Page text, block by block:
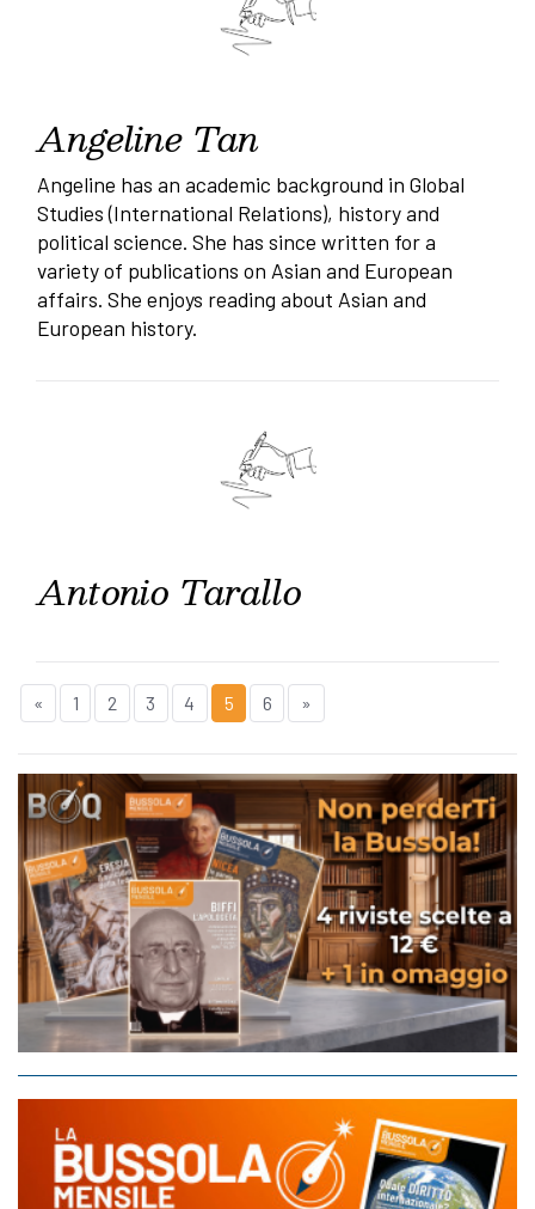
Angeline Tan
Angeline has an academic background in Global
Studies (International Relations), history and
political science. She has since written for a
variety of publications on Asian and European
affairs. She enjoys reading about Asian and
European history.
Antonio Tarallo
« 1 2 3 4 5 6 »